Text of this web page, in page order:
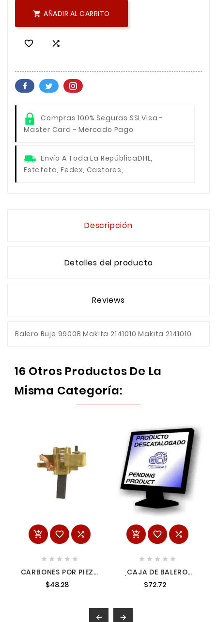
 AÑADIR AL CARRITO
 
Compras 100% Seguras SSLVisa -
Master Card - Mercado Pago
Envío A Toda La RepúblicaDHL,
Estafeta, Fedex, Castores,
Descripción
Detalles del producto
Reviews
Balero Buje 9900B Makita 2141010 Makita 2141010
16 Otros Productos De La
Misma Categoría:
  
    
CARBONES POR PIEZA
22220085 MILWAUKEE
$48.28
  
    
CAJA DE BALERO
P/MGA9020 3190905
3190905
$72.72
 